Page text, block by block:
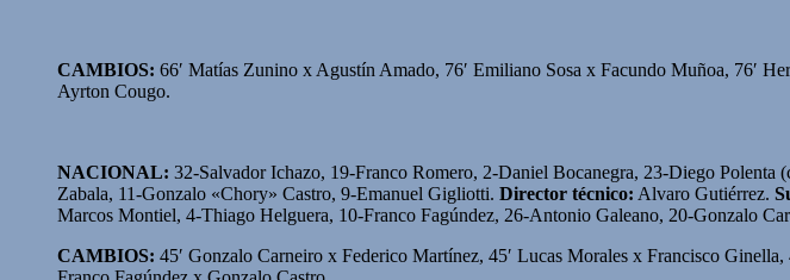
CAMBIOS: 66′ Matías Zunino x Agustín Amado, 76′ Emiliano Sosa x Facundo Muñoa, 76′
Ayrton Cougo.
NACIONAL: 32-Salvador Ichazo, 19-Franco Romero, 2-Daniel Bocanegra, 23-Diego
Zabala, 11-Gonzalo «Chory» Castro, 9-Emanuel Gigliotti. Director técnico: Alvaro Gutiérrez.
Marcos Montiel, 4-Thiago Helguera, 10-Franco Fagúndez, 26-Antonio Galeano, 20-Gonzalo
CAMBIOS: 45′ Gonzalo Carneiro x Federico Martínez, 45′ Lucas Morales x Francisco